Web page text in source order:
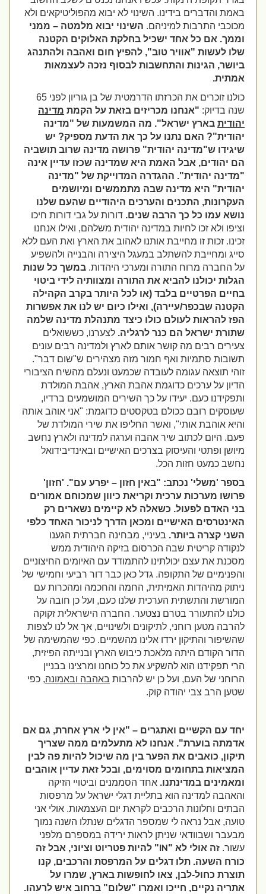
באמת והדברים בידינו. השינוי לא יבוא מהפוליטיקאים ולא
מכוכבי התרבות למיניהם.השינוי יבוא מלמטה – ממני
וממך. אם כל אחד ישכיל בחלקת האלוקים הקטנה
שלו לעשות "אוויר טוב", להפיץ חום ואהבה ולהתנהג
ביושר, הגינות והתחשבות לבסוף נזכה לעצמאות
אמתית.
כולנו זוכרים את הכרזתו הדרמטית של בן גוריון לפני 65
שנה בדיוק:"אנחנו מכריזים בזאת על הקמתמדינה
יהודיתבארץ ישראל". מה המשמעות של "מדינה
יהודית"? האם נתנו על כך את הדעת מספיק? יש
שיגידו ש"מדינה יהודית" פרושה מדינה שרוב תושביה
הם יהודים, אבל האמת היא שמדינה שכזו עדיין אינה
"מדינה יהודית". ההגדרה המדוייקת של "מדינה
יהודית" היא מדינה שבה מתממשים ומיושמים
העקרונות, התכנים והערכים היהודיים שהעם שלנו
נושא עמו כל כך הרבה שנים.דורות על גבי דורות חיכו
וציפו ולא זכו לחיות במדינה יהודית משלהם, ואילו אנחנו
זכינו. זכות זו מחייבת אותנו לאהוב את הארץ ואת העם ללא
סייג ומחייבת להשתלב במעגל היצירה והבנייה ולהשפיע
על החברה מרוח התורה ומערכי היהדות.במשך כל שנות
הגלות יכולנו להביא את התורה ומצוותיה לידי ביטוי
בחיים הפרטיים בלבד (או לכל היותר בקרב הקהילה
הקטנה שבכפר/עיירה), ואילו כיום יש לנו את אפשרות
הפז להראות לעולם כולו כיצד מתנהלת מדינה שלמה
שתורת ישראל הם כנר לרגליה.לצערנו, כששואלים
צעירים רבים מה קושר אותם לארץ ולמדינה רבים עונים
תשובות סתמיות ואף חמור מזה מצהירים ש"שום דבר".
זוהי תוצאה עגומה לעובדה שכמעט ונעלם מהשיח הציבורי
הדיון על ערכים כדוגמת אהבת הארץ, אהבת המולדת
ותפקידנו כעם. יעידו על כך השירים המושמעים ברדיו,
שעוסקים רובם ככולם בטקסטים כדוגמת: "אני אוהב אותה
והיא אוהבת אותי", ואשר החליפו את שירי המולדת של
פעם. היום לכתוב שיר אהבה וערגה למדינה ולארץ נחשב
מיושן ופתטי והעיסוק בצרכים האישיים ובאינדיבידואל
נחשב כמעט חזות הכל.
בספר 'משלי' נכתב: "באין חזון – יפרע עם". 'חזון'
פרושו מערכות ערכית וקריאת כיוון שמכוחם אמורים
בני האדם לפעול. כשאלה לא קיימים נשארים רק
האינטרסים האישיים ומכאן הדרך לניכור האחד כלפי
השני קצרה ביותר.בעיניי, מבחינה חברתית הגענו
לנקודה קריטית שבה הכרסום בזיקה היהודית ממש
מסכנת את עצם יכולתינו להתמודד עם האיומים החיצוניים
והפנימיים של התקופה. גדל כאן כבר דור רביעי וחמישי של
ניתוק מהיהדות האמיתית, החמה והחכמה ומהכרות עם
המורשת והתשתית הערכית שלנו כעם, ועל כן חובה על
כולנו להתעורר בטרם נצטער. החברה הישראלית זקוקה
להרבה מטען רוחני, לתיקונים ולשינויים, אך אל לנו לצפות
שהשיפור והתיקון ירדו אלינו מהשמיים. כפי שהמשימה של
הדור הקודם היתה מלאכת כיבוש הארץ ובנייתה הפיזית,
הרי תפקידנו הוא להשקיע את כל כוחנו ומרצינו בבניין
הרוחני של העם, ועל כן יש להרבותבאהבה ובאמונה, כפי
שטען הרב צבי יהודה קוק.
יחד עם הקשיים ואתגרים – "אין לי ארץ אחרת, גם אם
אדמתה בוערת". אנחנו לא מתעלמים ממה שצריך
תיקון, כואבים את הפער בין מה שיכול להיות פה לבין
המציאות בתחומים מסוימים, ובכל זאת עדיין אוהבים
ומאמינים במדינתנו.אחד הסממנים וביטויי הזיקה
והאהבה למדינה הוא בתליית דגלי ישראל על מרפסות
הבתים וחלונות הרכבים לקראת יום העצמאות. אולי אני
טועה, אבל נראה לי שמספר הדגלים שנתלו השנה נמוך
מבעבר ושבוודאי שניתן לראות ירידה במספרם מלפני
עשור.זה אולי לא "IN" להיות פטריוט וציוני, אבל זה
כורח השעה. תלו דגלים על המרפסת והרכבים, קנו
תוצרת כחול-לבן, צאו לחופשות בארץ, שמרו על
אתריה נקיים, חייכו ואמרו "שלום" ברחוב איש לרעהו.